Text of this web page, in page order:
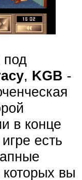
, KGB -
в конце
есть
вы